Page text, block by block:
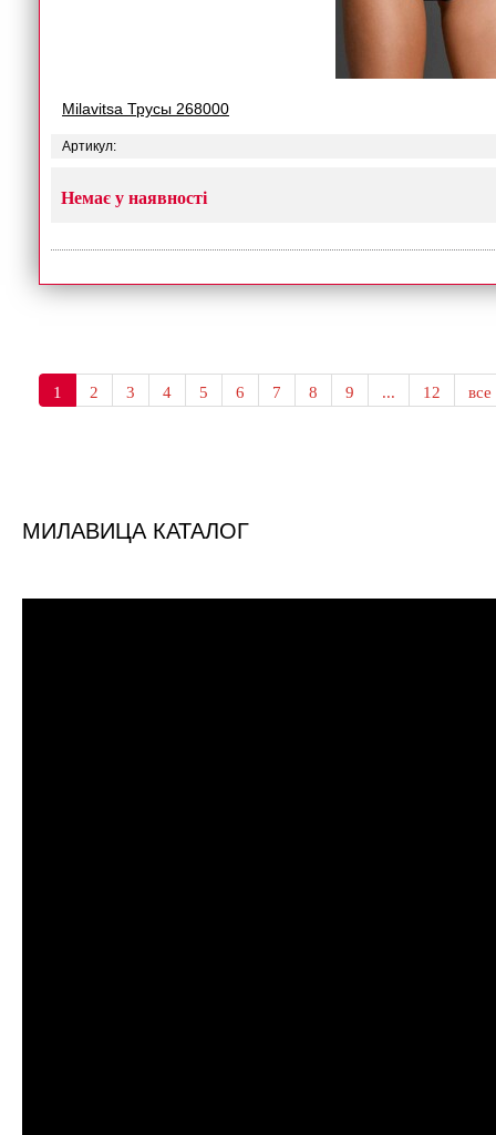
Milavitsa Трусы 268000
Артикул:
Немає у наявності
1 2 3 4 5 6 7 8 9 ... 12 все
МИЛАВИЦА КАТАЛОГ